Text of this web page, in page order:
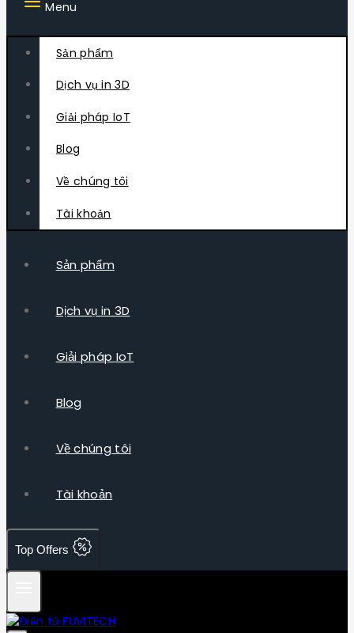
Menu
Sản phẩm
Dịch vụ in 3D
Giải pháp IoT
Blog
Về chúng tôi
Tài khoản
Sản phẩm
Dịch vụ in 3D
Giải pháp IoT
Blog
Về chúng tôi
Tài khoản
Top Offers